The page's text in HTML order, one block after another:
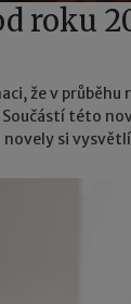
roku
že v
této
si